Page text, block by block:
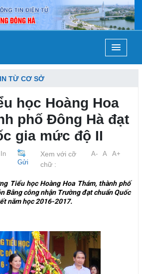
TỪ CƠ SỞ
học Hoàng Hoa
phố Đông Hà đạt
gia mức độ II
In
Gửi
Xem với cỡ
chữ :
A- A A+
Tiểu học Hoàng Hoa Thám, thành phố
Bằng công nhận Trường đạt chuẩn Quốc
năm học 2016-2017.